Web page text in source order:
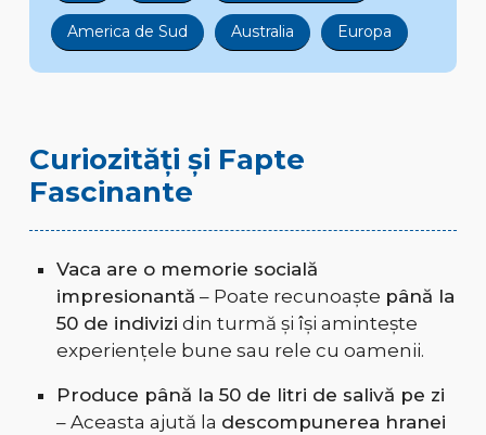
America de Sud Australia Europa
Curiozități și Fapte
Fascinante
Vaca are o memorie socială
impresionantă – Poate recunoaște până la
50 de indivizi din turmă și își amintește
experiențele bune sau rele cu oamenii.
Produce până la 50 de litri de salivă pe zi
– Aceasta ajută la descompunerea hranei